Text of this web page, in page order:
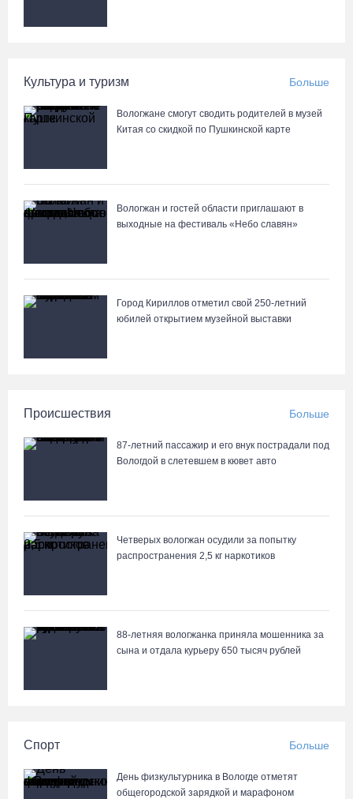
В Тотемском округе построили три дома для работников села
06.08.26 / 16:12
06.08.26 / 15:42
Культура и туризм Больше
Вологжане смогут сводить родителей в музей
Китая со скидкой по Пушкинской карте
Вологжан и гостей области приглашают в
выходные на фестиваль «Небо славян»
Город Кириллов отметил свой 250-летний
юбилей открытием музейной выставки
Происшествия Больше
87-летний пассажир и его внук пострадали под
Вологдой в слетевшем в кювет авто
Четверых вологжан осудили за попытку
распространения 2,5 кг наркотиков
88-летняя вологжанка приняла мошенника за
сына и отдала курьеру 650 тысяч рублей
Спорт Больше
День физкультурника в Вологде отметят
общегородской зарядкой и марафоном